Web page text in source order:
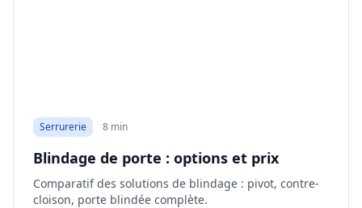
Serrurerie 8 min
Blindage de porte : options et prix
Comparatif des solutions de blindage : pivot, contre-
cloison, porte blindée complète.